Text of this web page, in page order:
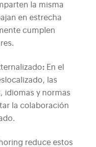
la misma
en estrecha
cumplen
: En el
las
idiomas y normas
la colaboración
reduce estos